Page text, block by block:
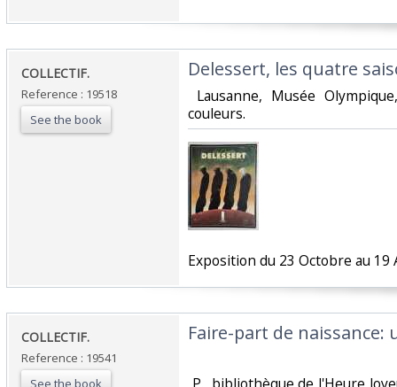
‎COLLECTIF.‎
Reference : 19518
See the book
‎Delessert, les quatre
Lausanne, Musée
couleurs. ‎
‎Exposition du 23 Octobre au 19
‎COLLECTIF.‎
Reference : 19541
See the book
‎Faire-part de